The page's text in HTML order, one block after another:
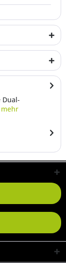
Dual-
mehr